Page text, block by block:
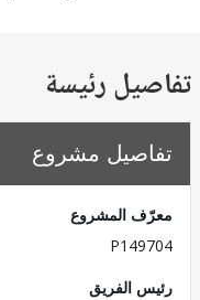
رئيسة
مشروع
المشروع
الفريق